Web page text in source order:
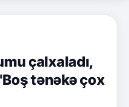
çalxaladı,
tənəkə çox